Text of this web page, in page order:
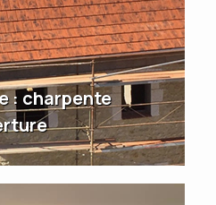
: charpente